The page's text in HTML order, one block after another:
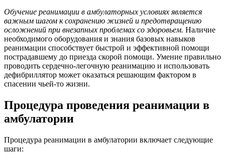
Обучение реанимации в амбулаторных условиях является
важным шагом к сохранению жизней и предотвращению
осложнений при внезапных проблемах со здоровьем. Наличие
необходимого оборудования и знания базовых навыков
реанимации способствует быстрой и эффективной помощи
пострадавшему до приезда скорой помощи. Умение правильно
проводить сердечно-легочную реанимацию и использовать
дефибриллятор может оказаться решающим фактором в
спасении чьей-то жизни.
Процедура проведения реанимации в
амбулатории
Процедура реанимации в амбулатории включает следующие
шаги: